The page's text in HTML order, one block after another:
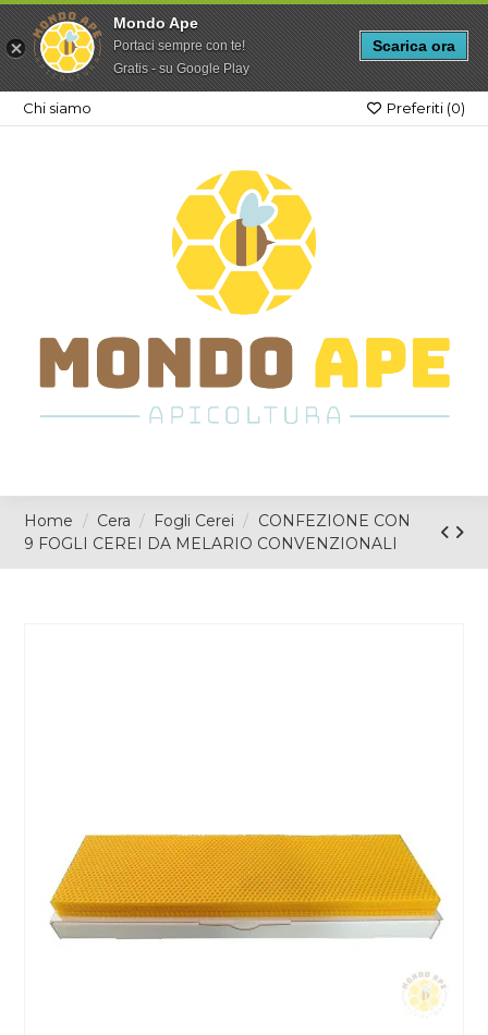
Mondo Ape
Portaci sempre con te!
Gratis - su Google Play
Scarica ora
Chi siamo Preferiti (0)
Home Cera Fogli Cerei
CONFEZIONE CON
9 FOGLI CEREI DA MELARIO CONVENZIONALI